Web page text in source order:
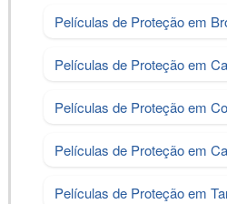
Películas de Proteção em
Películas de Proteção em
Películas de Proteção em
Películas de Proteção em
Películas de Proteção em